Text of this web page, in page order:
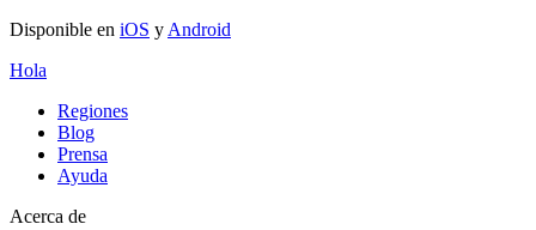
Disponible en iOS y Android
Hola
Regiones
Blog
Prensa
Ayuda
Acerca de